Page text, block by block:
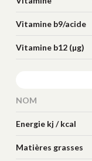
b8/biotine (µg)
Vitamine b9/acide
folique (µg)
Vitamine b12 (µg)
NOM
Energie kj / kcal
Matières grasses